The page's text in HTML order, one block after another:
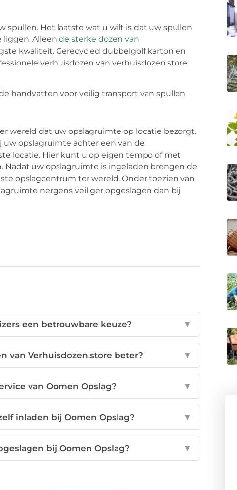
spullen. Het laatste wat u wilt is dat uw spullen
Alleen de sterke dozen van
kwaliteit. Gerecycled dubbelgolf karton en
verhuisdozen van verhuisdozen.store
wereld dat uw opslagruimte op locatie bezorgt.
uw opslagruimte achter een van de
locatie. Hier kunt u op eigen tempo of met
Nadat uw opslagruimte is ingeladen brengen de
opslagcentrum ter wereld. Onder toezien van
nergens veiliger opgeslagen dan bij
een betrouwbare keuze? ▼
van Verhuisdozen.store beter? ▼
van Oomen Opslag? ▼
inladen bij Oomen Opslag? ▼
bij Oomen Opslag? ▼